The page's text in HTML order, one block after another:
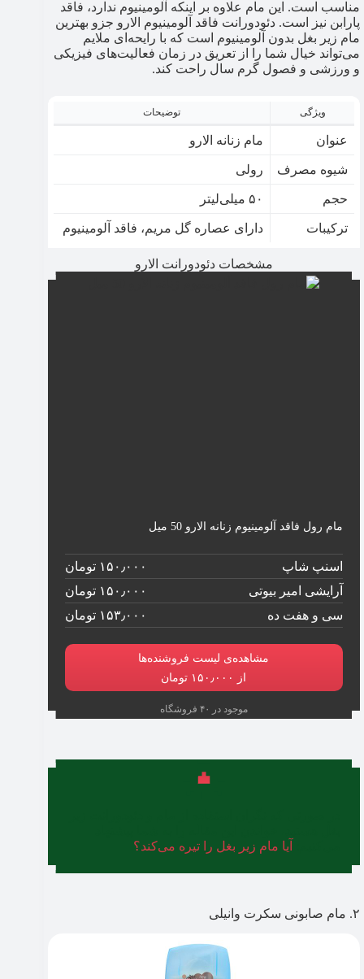
مناسب است. این مام علاوه بر اینکه آلومینیوم ندارد، فاقد
پارابن نیز است. دئودورانت فاقد آلومینیوم الارو جزو بهترین
مام زیر بغل بدون آلومینیوم است که با رایحه‌ای ملایم
می‌تواند خیال شما را از تعریق در زمان فعالیت‌های فیزیکی
و ورزشی و فصول گرم سال راحت کند.
ویژگی توضیحات
عنوان مام زنانه الارو
شیوه مصرف رولی
حجم ۵۰ میلی‌لیتر
ترکیبات دارای عصاره گل مریم، فاقد آلومینیوم
مشخصات دئودورانت الارو
مام رول فاقد آلومینیوم زنانه الارو 50 میل
اسنپ شاپ
۱۵۰٫۰۰۰ تومان
آرایشی امیر بیوتی
۱۵۰٫۰۰۰ تومان
سی و هفت ده
۱۵۳٫۰۰۰ تومان
مشاهده‌ی لیست فروشنده‌ها
از ۱۵۰٫۰۰۰ تومان
موجود در ۴۰ فروشگاه
آیا مام زیر بغل را تیره می‌کند؟
۲. مام صابونی سکرت وانیلی